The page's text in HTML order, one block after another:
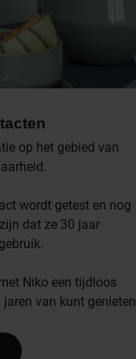
op het gebied van
wordt getest en nog
dat ze 30 jaar
Niko een tijdloos
van kunt